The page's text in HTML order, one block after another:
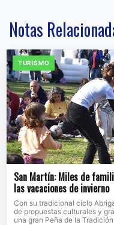
Notas
TURISMO
San Martín: Miles de
las vacaciones de invierno
Con su tradicional ciclo
de propuestas culturales y
una gran Peña de la